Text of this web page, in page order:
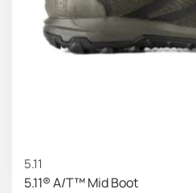
5.11
5.11® A/T™ Mid Boot